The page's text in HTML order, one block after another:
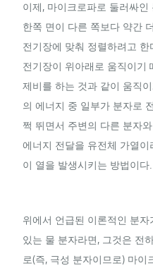
이제, 마이크로파로 둘러싸
한쪽 면이 다른 쪽보다 약간
전기장에 맞춰 정렬하려고
전기장이 위아래로 움직이기
제비를 하는 것과 같이 움직
의 에너지 중 일부가 분자로
쩍 뛰면서 주변의 다른 분자
에너지 전달을 유전체 가열
이 열을 발생시키는 방법이다.
위에서 언급된 이론적인 분
있는 물 분자라면, 그것은 전
로(즉, 극성 분자이므로) 마